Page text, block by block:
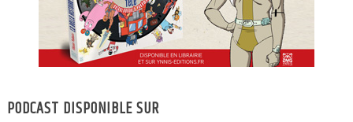
PODCAST DISPONIBLE SUR